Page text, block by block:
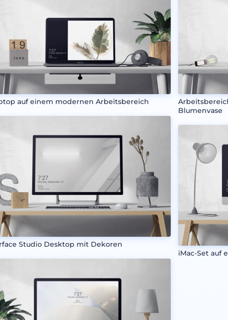
auf einem modernen Arbeitsbereich
Studio Desktop mit Dekoren
Blumenvase
iMac-Set auf